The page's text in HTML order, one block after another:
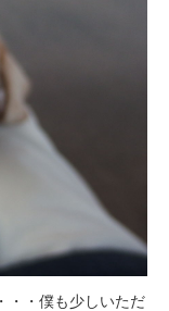
・・僕も少しいただ